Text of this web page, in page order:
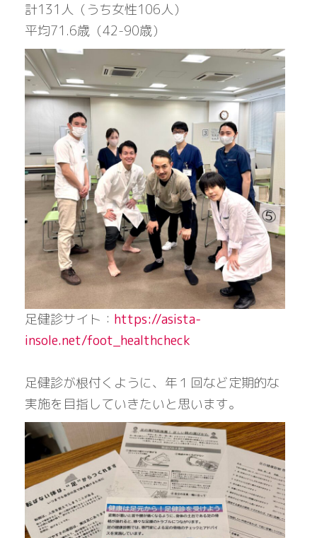
計131人（うち女性106人）
平均71.6歳（42-90歳）
足健診サイト： https://asista-
insole.net/foot_healthcheck
足健診が根付くように、年１回など定期的な
実施を目指していきたいと思います。